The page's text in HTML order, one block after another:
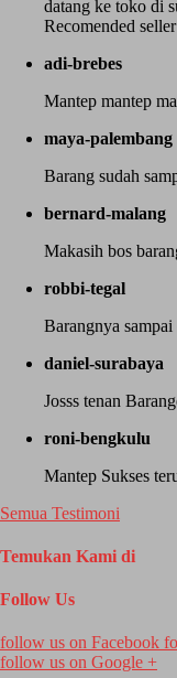
datang ke toko di
Recomended
adi-brebes
Mantep mantep
maya-palembang
Barang sudah
bernard-malang
Makasih bos
robbi-tegal
Barangnya sampai
daniel-surabaya
Josss tenan
roni-bengkulu
Mantep Sukses
Semua Testimoni
Temukan Kami di
Follow Us
follow us on Facebook
follow us on Google +